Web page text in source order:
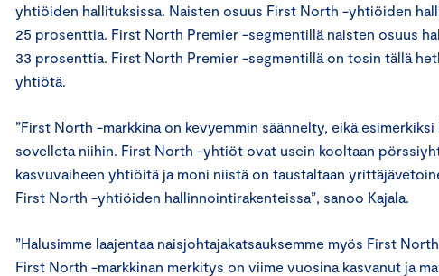
yhtiöiden hallituksissa. Naisten osuus First North -yhtiöiden
25 prosenttia. First North Premier -segmentillä naisten osuus
33 prosenttia. First North Premier -segmentillä on tosin tällä
yhtiötä.
”First North -markkina on kevyemmin säännelty, eikä
sovelleta niihin. First North -yhtiöt ovat usein kooltaan
kasvuvaiheen yhtiöitä ja moni niistä on taustaltaan
First North -yhtiöiden hallinnointirakenteissa”, sanoo Kajala.
”Halusimme laajentaa naisjohtajakatsauksemme myös First
First North -markkinan merkitys on viime vuosina kasvanut ja